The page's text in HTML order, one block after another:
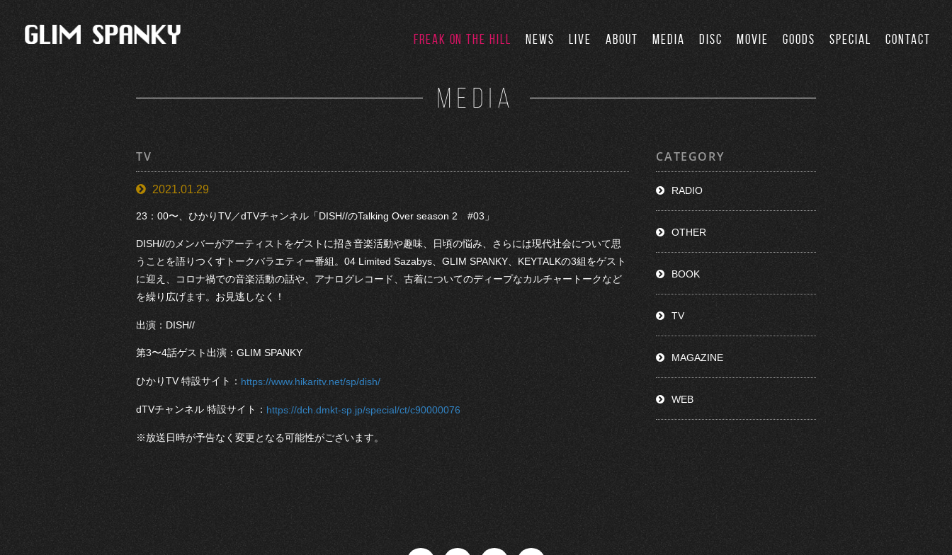
FREAK ON THE HILL NEWS LIVE ABOUT MEDIA DISC MOVIE GOODS SPECIAL CONTACT
MEDIA
TV
2021.01.29
23：00〜、ひかりTV／dTVチャンネル「DISH//のTalking Over season 2 #03」
DISH//のメンバーがアーティストをゲストに招き音楽活動や趣味、日頃の悩み、さらには現代社会について思
うことを語りつくすトークバラエティー番組。04 Limited Sazabys、GLIM SPANKY、KEYTALKの3組をゲスト
に迎え、コロナ禍での音楽活動の話や、アナログレコード、古着についてのディープなカルチャートークなど
を繰り広げます。お見逃しなく！
出演：DISH//
第3〜4話ゲスト出演：GLIM SPANKY
ひかりTV 特設サイト： https://www.hikaritv.net/sp/dish/
dTVチャンネル 特設サイト： https://dch.dmkt-sp.jp/special/ct/c90000076
※放送日時が予告なく変更となる可能性がございます。
CATEGORY
RADIO
OTHER
BOOK
TV
MAGAZINE
WEB